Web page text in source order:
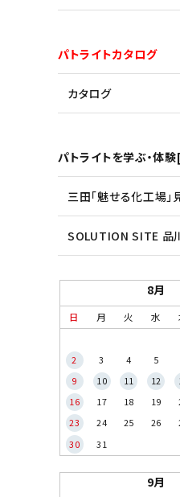
パトライトカタログ
カタログ
パトライトを学ぶ・体
三田「魅せる化工場」
SOLUTION SITE 品
8月
日 月 火 水
2
3 4 5
9
10 11 12
16
17 18 19
23
24 25 26
30
31
9月